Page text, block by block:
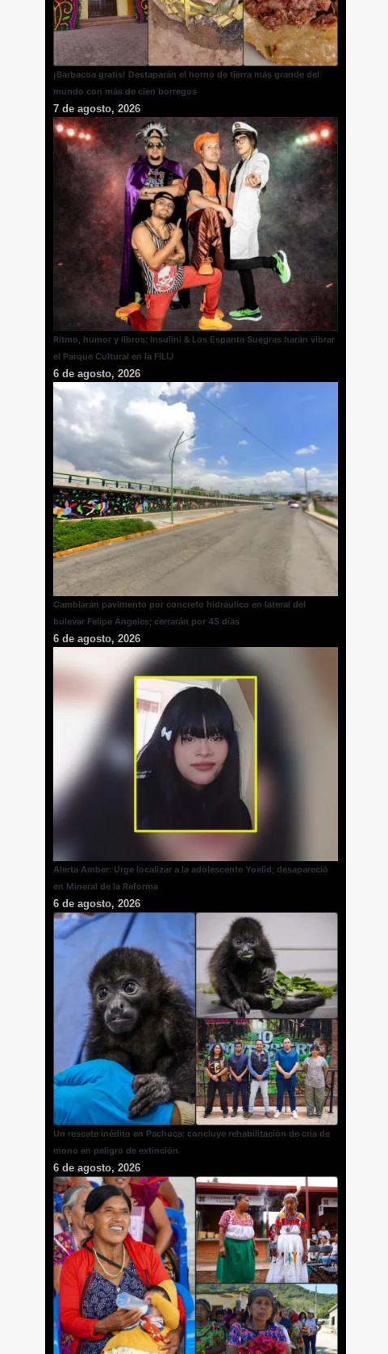
¡Barbacoa gratis! Destaparán el horno de tierra más grande del
mundo con más de cien borregos
7 de agosto, 2026
Ritmo, humor y libros: Insulini & Los Espanta Suegras harán vibrar
el Parque Cultural en la FILIJ
6 de agosto, 2026
Cambiarán pavimento por concreto hidráulico en lateral del
bulevar Felipe Ángeles; cerrarán por 45 días
6 de agosto, 2026
Alerta Amber: Urge localizar a la adolescente Yoelid; desapareció
en Mineral de la Reforma
6 de agosto, 2026
Un rescate inédito en Pachuca: concluye rehabilitación de cría de
mono en peligro de extinción
6 de agosto, 2026